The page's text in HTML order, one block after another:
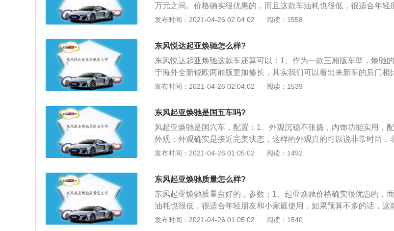
均搭载1.4L自然吸气发动机，最大马力95马力，最大扭矩132牛·米，
参数基本保持一致；变速箱方面有两种选择，一个是5挡手动变速箱，
较均衡，尤其是现在越来越少有车企在这个价位做出产品，焕驰成了
选择之一，作为一款代步小车，焕驰还是值得推荐的。
万元之间。价格确实很优惠的，而且这款车油耗也很低，很适合年轻
庭使用，如果预算不多的话，这款车确实是不错的选择；2、起亚的内
3、而且起亚焕驰和K2都属于起亚品牌中比较热门的小型车，价格方
格相对K2要便宜一些，对于普通的工薪上班族还是可以的；确实作为
族来说，起亚也不失为一个很好选择。
发布时间：2021-04-26 02:04:02 阅读：1558
东风悦达起亚焕驰怎么样?
东风悦达起亚焕驰这款车还算可以：1、作为一款三厢版车型，焕驰
于海外全新锐欧两厢版更加修长，其实我们可以看出来新车的后门相
欧有所加长，这意味着新车或拥有更大的后排空间；2、新车尾部采用
面，焕驰先期将仅搭载1.4L自然吸气发动机，其最大功率分别为100马
部分匹配5速手动或4速自动变速箱。整体相较于同级别的全新K2而言
局上更弱一些。
发布时间：2021-04-26 02:04:02 阅读：1539
东风起亚焕驰是国五车吗?
风起亚焕驰是国六车，配置：1、外观沉稳不张扬，内饰功能实用，配
外观：外观确实是接近完美状态，这样的外观真的可以说非常时尚，
内饰：内饰的风格属于比较简约的，低调而实用。空间：整体尺寸不
助、牵引力控制等等。动力：起步反应很快，加速的动力也还可以，
开也足够了。操控：操控性不用多说了，底盘扎实，指向精准，整体
油耗：开车不算猛，高速开得多，综合油耗6.8。舒适：在车内的舒适
错的，主要是老婆在开，日常接送孩子比较多。
发布时间：2021-04-26 01:05:02 阅读：1492
东风起亚焕驰质量怎么样?
东风起亚焕驰质量蛮好的，参数：1、起亚焕驰价格确实很优惠的，
油耗也很低，很适合年轻朋友和小家庭使用，如果预算不多的话，这
不错的选择；2、它的内饰是不错的，看起来很高挡的感觉，利息想的
发布时间：2021-04-26 01:05:02 阅读：1540